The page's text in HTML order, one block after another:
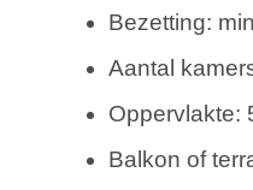
Bezetting:
Aantal
Oppervlakte:
Balkon of